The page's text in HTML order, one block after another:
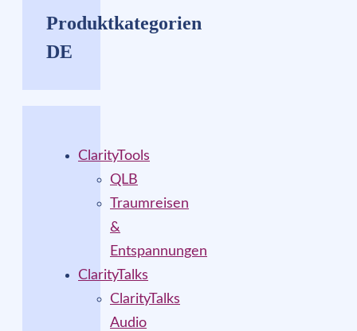
Produktkategorien
DE
ClarityTools
QLB
Traumreisen
&
Entspannungen
ClarityTalks
ClarityTalks
Audio